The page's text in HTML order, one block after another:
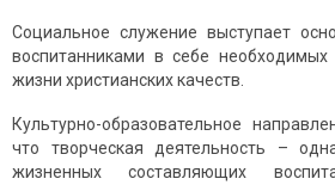
Социальное служение выступает
воспитанниками в себе
жизни христианских качеств.
Культурно-образовательное
что творческая деятельность –
жизненных составляющих